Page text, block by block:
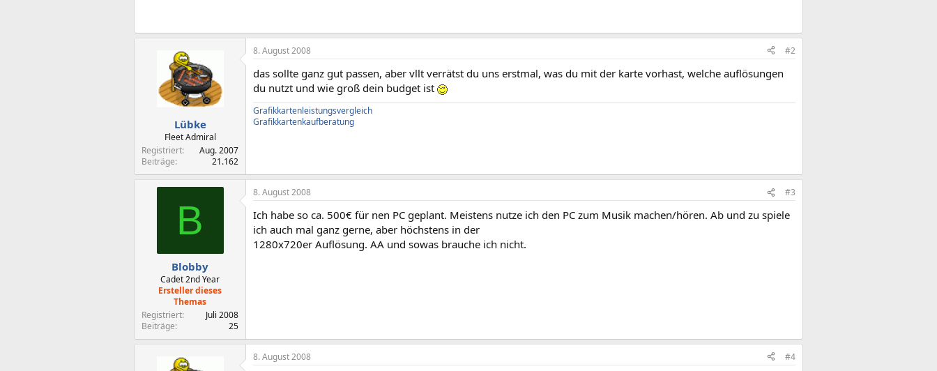
Lübke
Fleet Admiral
Registriert
Aug. 2007
Beiträge
21.162
8. August 2008 #2
das sollte ganz gut passen, aber vllt verrätst du uns erstmal, was du mit der karte vorhast, welche auflösungen
du nutzt und wie groß dein budget ist
Grafikkartenleistungsvergleich
Grafikkartenkaufberatung
B
Blobby
Cadet 2nd Year
Ersteller dieses
Themas
Registriert
Juli 2008
Beiträge
25
8. August 2008 #3
Ich habe so ca. 500€ für nen PC geplant. Meistens nutze ich den PC zum Musik machen/hören. Ab und zu spiele
ich auch mal ganz gerne, aber höchstens in der
1280x720er Auflösung. AA und sowas brauche ich nicht.
8. August 2008 #4